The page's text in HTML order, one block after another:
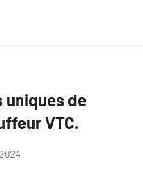
uniques de
VTC.